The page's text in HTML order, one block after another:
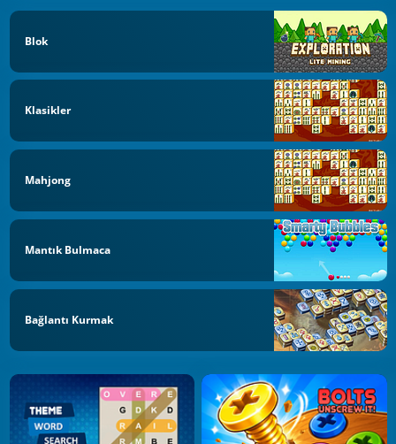
Blok
Klasikler
Mahjong
Mantık Bulmaca
Bağlantı Kurmak